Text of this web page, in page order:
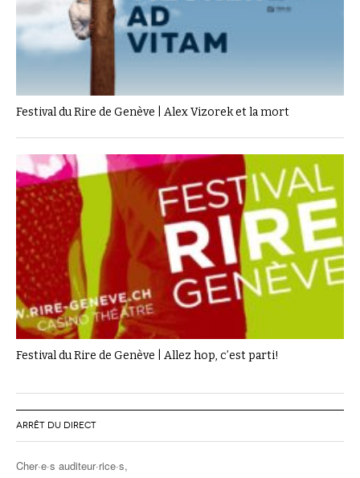
Festival du Rire de Genève | Alex Vizorek et la mort
Festival du Rire de Genève | Allez hop, c’est parti!
ARRÊT DU DIRECT
Cher·e·s auditeur·rice·s,